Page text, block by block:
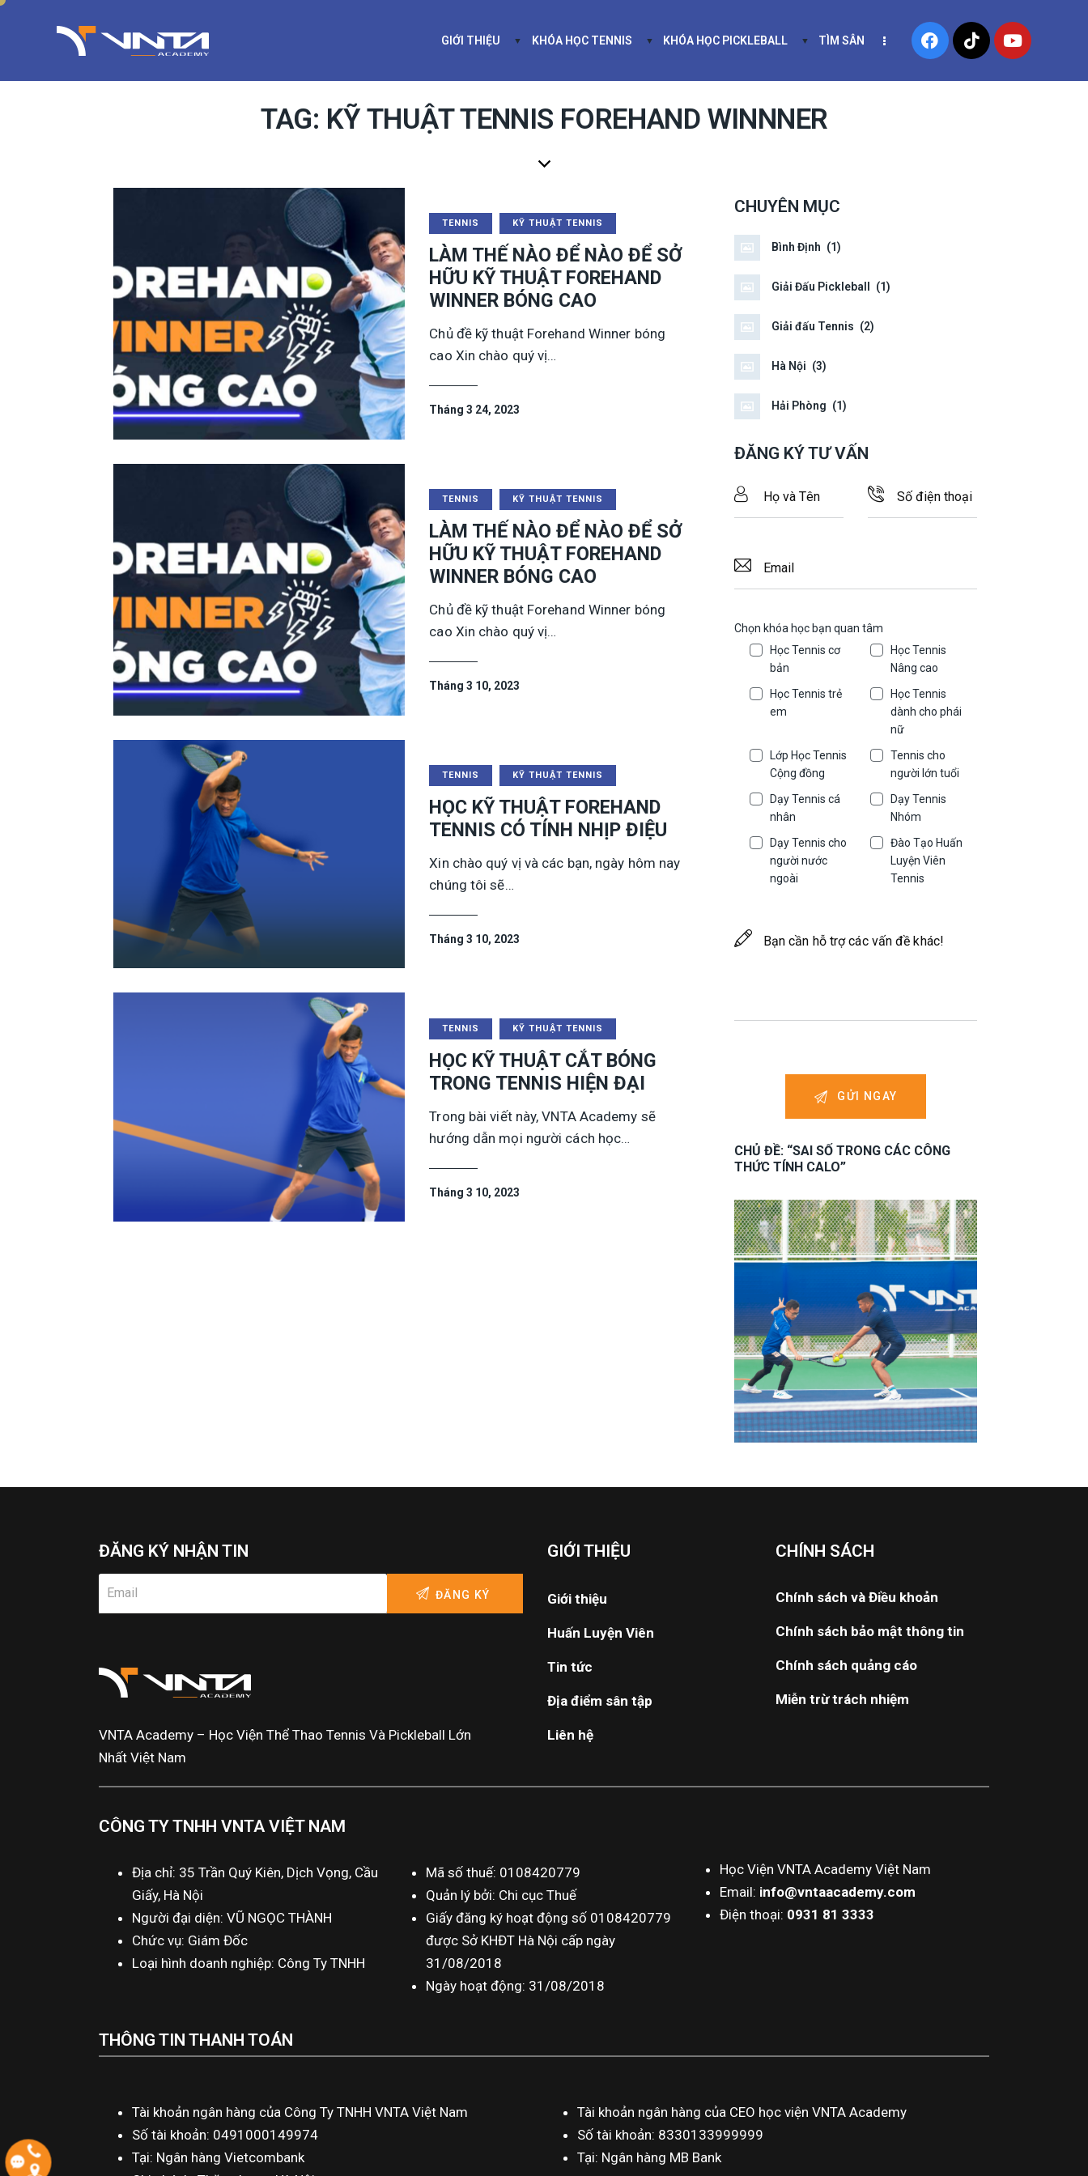
GIỚI THIỆU KHÓA HỌC TENNIS KHÓA HỌC PICKLEBALL TÌM SÂN
TAG: KỸ THUẬT TENNIS FOREHAND WINNNER
TENNIS KỸ THUẬT TENNIS
LÀM THẾ NÀO ĐỂ NÀO ĐỂ SỞ
HỮU KỸ THUẬT FOREHAND
WINNER BÓNG CAO
Chủ đề kỹ thuật Forehand Winner bóng
cao Xin chào quý vị…
Tháng 3 24, 2023
TENNIS KỸ THUẬT TENNIS
LÀM THẾ NÀO ĐỂ NÀO ĐỂ SỞ
HỮU KỸ THUẬT FOREHAND
WINNER BÓNG CAO
Chủ đề kỹ thuật Forehand Winner bóng
cao Xin chào quý vị…
Tháng 3 10, 2023
TENNIS KỸ THUẬT TENNIS
HỌC KỸ THUẬT FOREHAND
TENNIS CÓ TÍNH NHỊP ĐIỆU
Xin chào quý vị và các bạn, ngày hôm nay
chúng tôi sẽ…
Tháng 3 10, 2023
TENNIS KỸ THUẬT TENNIS
HỌC KỸ THUẬT CẮT BÓNG
TRONG TENNIS HIỆN ĐẠI
Trong bài viết này, VNTA Academy sẽ
hướng dẫn mọi người cách học…
Tháng 3 10, 2023
CHUYÊN MỤC
Bình Định (1)
Giải Đấu Pickleball (1)
Giải đấu Tennis (2)
Hà Nội (3)
Hải Phòng (1)
ĐĂNG KÝ TƯ VẤN
Chọn khóa học bạn quan tâm
Học Tennis cơ
bản
Học Tennis
Nâng cao
Học Tennis trẻ
em
Học Tennis
dành cho phái
nữ
Lớp Học Tennis
Cộng đồng
Tennis cho
người lớn tuổi
Dạy Tennis cá
nhân
Dạy Tennis
Nhóm
Dạy Tennis cho
người nước
ngoài
Đào Tạo Huấn
Luyện Viên
Tennis
CHỦ ĐỀ: “SAI SỐ TRONG CÁC CÔNG
THỨC TÍNH CALO”
ĐĂNG KÝ NHẬN TIN
VNTA Academy – Học Viện Thể Thao Tennis Và Pickleball Lớn
Nhất Việt Nam
GIỚI THIỆU
Giới thiệu
Huấn Luyện Viên
Tin tức
Địa điểm sân tập
Liên hệ
CHÍNH SÁCH
Chính sách và Điều khoản
Chính sách bảo mật thông tin
Chính sách quảng cáo
Miễn trừ trách nhiệm
CÔNG TY TNHH VNTA VIỆT NAM
Địa chỉ: 35 Trần Quý Kiên, Dịch Vọng, Cầu
Giấy, Hà Nội
Người đại diện: VŨ NGỌC THÀNH
Chức vụ: Giám Đốc
Loại hình doanh nghiệp: Công Ty TNHH
Mã số thuế: 0108420779
Quản lý bởi: Chi cục Thuế
Giấy đăng ký hoạt động số 0108420779
được Sở KHĐT Hà Nội cấp ngày
31/08/2018
Ngày hoạt động: 31/08/2018
Học Viện VNTA Academy Việt Nam
Email: info@vntaacademy.com
Điện thoại: 0931 81 3333
THÔNG TIN THANH TOÁN
Tài khoản ngân hàng của Công Ty TNHH VNTA Việt Nam
Số tài khoản: 0491000149974
Tại: Ngân hàng Vietcombank
Tài khoản ngân hàng của CEO học viện VNTA Academy
Số tài khoản: 8330133999999
Tại: Ngân hàng MB Bank